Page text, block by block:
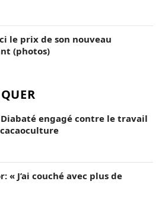
le prix de son nouveau
(photos)
Diabaté engagé contre le travail
« J’ai couché avec plus de